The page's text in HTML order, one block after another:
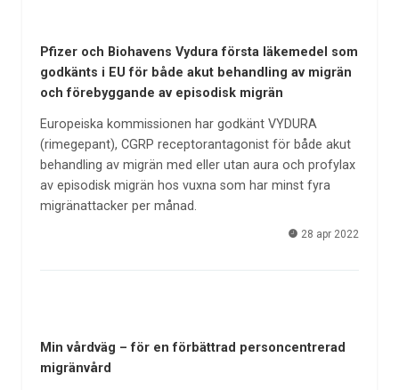
Pfizer och Biohavens Vydura första läkemedel som
godkänts i EU för både akut behandling av migrän
och förebyggande av episodisk migrän
Europeiska kommissionen har godkänt VYDURA
(rimegepant), CGRP receptorantagonist för både akut
behandling av migrän med eller utan aura och profylax
av episodisk migrän hos vuxna som har minst fyra
migränattacker per månad.
28 apr 2022
Min vårdväg – för en förbättrad personcentrerad
migränvård